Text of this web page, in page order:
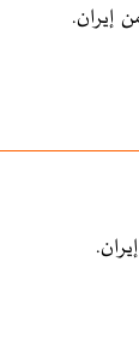
إيران.